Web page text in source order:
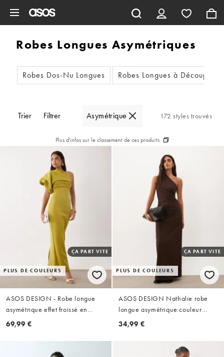
Robes Longues Asymétriques
Robes Dos-Nu Longues Robes Longues à Découpes
Trier Filtrer Asymétrique 172 styles trouvés
Plus d'infos sur le classement de ces produits
PLUS DE COULEURS
ÇA PART VITE
ASOS DESIGN - Robe longue
asymétrique effet froissé en
imitation néoprène - Vert olive
69,99 €
PLUS DE COULEURS
ÇA PART VITE
ASOS DESIGN Nathalie robe
longue asymétrique couleur
chocolat
34,99 €